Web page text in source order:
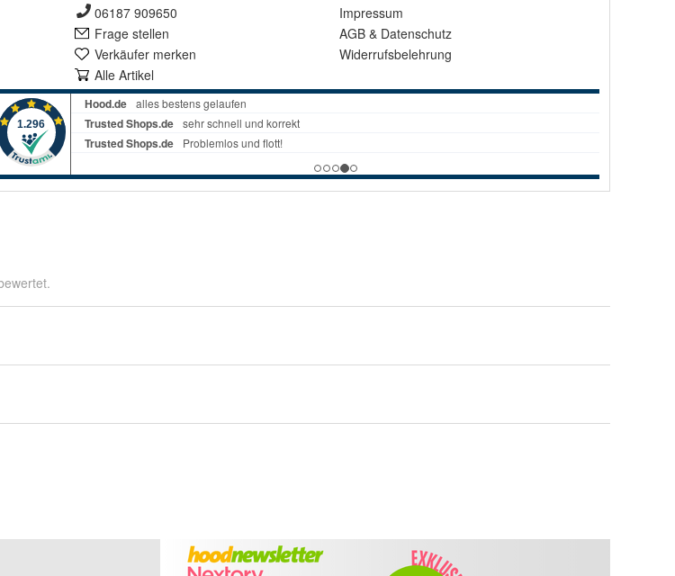
06187 909650
Frage stellen
Verkäufer merken
Alle Artikel
Impressum
AGB & Datenschutz
Widerrufsbelehrung